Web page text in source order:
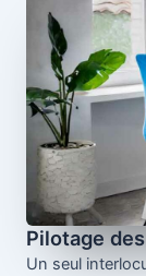
Pilotage
Un seul